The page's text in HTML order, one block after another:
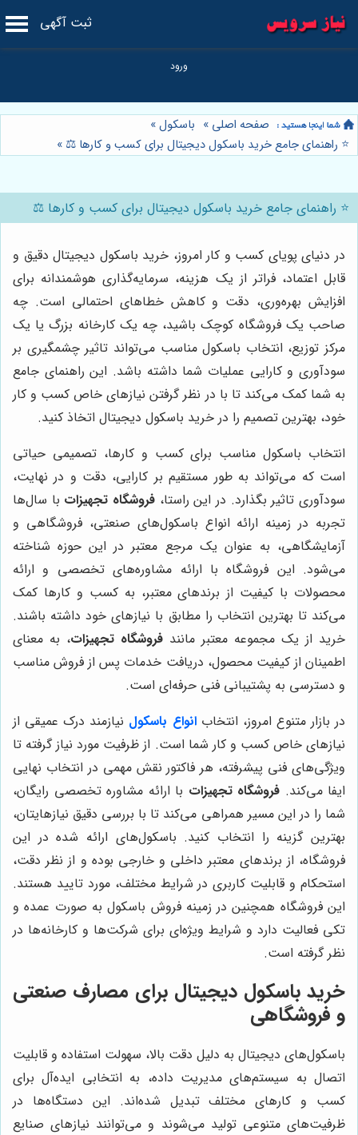
ثبت آگهی
صفحه اصلی » باسکول»
⭐️ راهنمای جامع خرید باسکول دیجیتال برای کسب و کارها ⚖️ »
⭐️ راهنمای جامع خرید باسکول دیجیتال برای کسب و کارها ⚖️
در دنیای پویای کسب و کار امروز، خرید باسکول دیجیتال دقیق و
قابل اعتماد، فراتر از یک هزینه، سرمایه‌گذاری هوشمندانه برای
افزایش بهره‌وری، دقت و کاهش خطاهای احتمالی است. چه
صاحب یک فروشگاه کوچک باشید، چه یک کارخانه بزرگ یا یک
مرکز توزیع، انتخاب باسکول مناسب می‌تواند تاثیر چشمگیری بر
سودآوری و کارایی عملیات شما داشته باشد. این راهنمای جامع
به شما کمک می‌کند تا با در نظر گرفتن نیازهای خاص کسب و کار
خود، بهترین تصمیم را در خرید باسکول دیجیتال اتخاذ کنید.
انتخاب باسکول مناسب برای کسب و کارها، تصمیمی حیاتی
است که می‌تواند به طور مستقیم بر کارایی، دقت و در نهایت،
سودآوری تاثیر بگذارد. در این راستا، فروشگاه تجهیزات با سال‌ها
تجربه در زمینه ارائه انواع باسکول‌های صنعتی، فروشگاهی و
آزمایشگاهی، به عنوان یک مرجع معتبر در این حوزه شناخته
می‌شود. این فروشگاه با ارائه مشاوره‌های تخصصی و ارائه
محصولات با کیفیت از برندهای معتبر، به کسب و کارها کمک
می‌کند تا بهترین انتخاب را مطابق با نیازهای خود داشته باشند.
خرید از یک مجموعه معتبر مانند فروشگاه تجهیزات، به معنای
اطمینان از کیفیت محصول، دریافت خدمات پس از فروش مناسب
و دسترسی به پشتیبانی فنی حرفه‌ای است.
در بازار متنوع امروز، انتخابانواع باسکول نیازمند درک عمیقی از
نیازهای خاص کسب و کار شما است. از ظرفیت مورد نیاز گرفته تا
ویژگی‌های فنی پیشرفته، هر فاکتور نقش مهمی در انتخاب نهایی
ایفا می‌کند. فروشگاه تجهیزات با ارائه مشاوره تخصصی رایگان،
شما را در این مسیر همراهی می‌کند تا با بررسی دقیق نیازهایتان،
بهترین گزینه را انتخاب کنید. باسکول‌های ارائه شده در این
فروشگاه، از برندهای معتبر داخلی و خارجی بوده و از نظر دقت،
استحکام و قابلیت کاربری در شرایط مختلف، مورد تایید هستند.
این فروشگاه همچنین در زمینه فروش باسکول به صورت عمده و
تکی فعالیت دارد و شرایط ویژه‌ای برای شرکت‌ها و کارخانه‌ها در
نظر گرفته است.
خرید باسکول دیجیتال برای مصارف صنعتی
و فروشگاهی
باسکول‌های دیجیتال به دلیل دقت بالا، سهولت استفاده و قابلیت
اتصال به سیستم‌های مدیریت داده، به انتخابی ایده‌آل برای
کسب و کارهای مختلف تبدیل شده‌اند. این دستگاه‌ها در
ظرفیت‌های متنوعی تولید می‌شوند و می‌توانند نیازهای صنایع